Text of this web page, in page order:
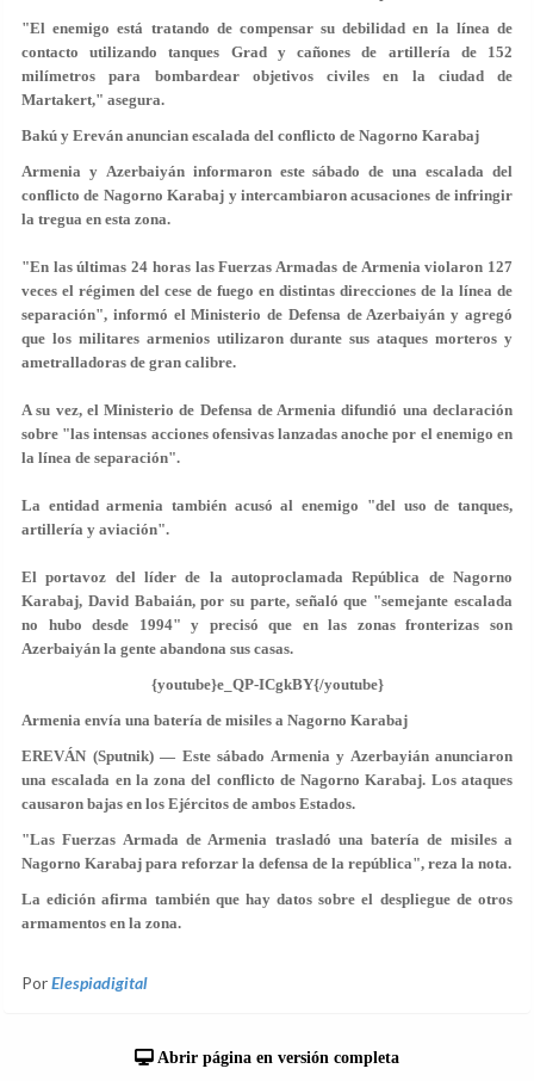
"El enemigo está tratando de compensar su debilidad en la línea de
contacto utilizando tanques Grad y cañones de artillería de 152
milímetros para bombardear objetivos civiles en la ciudad de
Martakert," asegura.
Bakú y Ereván anuncian escalada del conflicto de Nagorno Karabaj
Armenia y Azerbaiyán informaron este sábado de una escalada del
conflicto de Nagorno Karabaj y intercambiaron acusaciones de infringir
la tregua en esta zona.
"En las últimas 24 horas las Fuerzas Armadas de Armenia violaron 127
veces el régimen del cese de fuego en distintas direcciones de la línea de
separación", informó el Ministerio de Defensa de Azerbaiyán y agregó
que los militares armenios utilizaron durante sus ataques morteros y
ametralladoras de gran calibre.
A su vez, el Ministerio de Defensa de Armenia difundió una declaración
sobre "las intensas acciones ofensivas lanzadas anoche por el enemigo en
la línea de separación".
La entidad armenia también acusó al enemigo "del uso de tanques,
artillería y aviación".
El portavoz del líder de la autoproclamada República de Nagorno
Karabaj, David Babaián, por su parte, señaló que "semejante escalada
no hubo desde 1994" y precisó que en las zonas fronterizas son
Azerbaiyán la gente abandona sus casas.
{youtube}e_QP-ICgkBY{/youtube}
Armenia envía una batería de misiles a Nagorno Karabaj
EREVÁN (Sputnik) — Este sábado Armenia y Azerbayián anunciaron
una escalada en la zona del conflicto de Nagorno Karabaj. Los ataques
causaron bajas en los Ejércitos de ambos Estados.
"Las Fuerzas Armada de Armenia trasladó una batería de misiles a
Nagorno Karabaj para reforzar la defensa de la república", reza la nota.
La edición afirma también que hay datos sobre el despliegue de otros
armamentos en la zona.
PorElespiadigital
Abrir página en versión completa